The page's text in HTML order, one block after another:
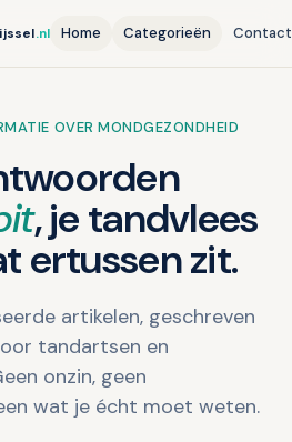
.nl Home Categorieën Contact
OVER MONDGEZONDHEID
, je tandvlees
ertussen zit.
artikelen, geschreven
tandartsen en
onzin, geen
wat je écht moet weten.